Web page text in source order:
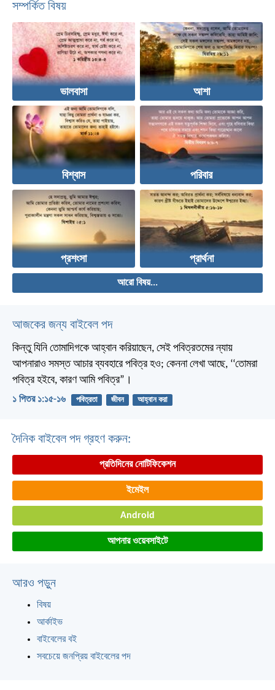
সম্পর্কিত বিষয়
ভালবাসা আশা
বিশ্বাস পরিবার
প্রশংসা প্রার্থনা
আরো বিষয়...
আজকের জন্য বাইবেল পদ
কিন্তু যিনি তোমাদিগকে আহ্বান করিয়াছেন, সেই পবিত্রতমের ন্যায়
আপনারাও সমস্ত আচার ব্যবহারে পবিত্র হও; কেননা লেখা আছে, ‘‘তোমরা
পবিত্র হইবে, কারণ আমি পবিত্র”।
১ পিতর ১:১৫-১৬ পবিত্রতা জীবন আহ্বান করা
দৈনিক বাইবেল পদ গ্রহণ করুন:
প্রতিদিনের নোটিফিকেশন
ইমেইল
Android
আপনার ওয়েবসাইটে
আরও পড়ুন
বিষয়
আর্কাইভ
বাইবেলের বই
সবচেয়ে জনপ্রিয় বাইবেলের পদ